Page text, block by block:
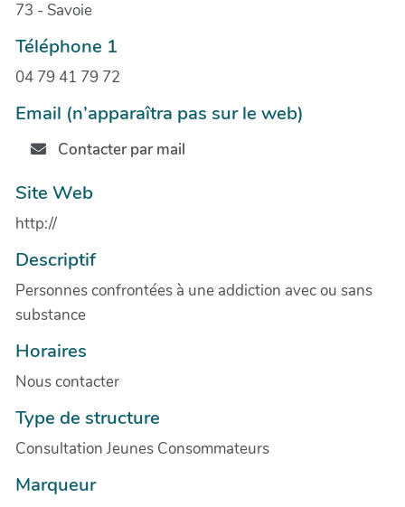
73 - Savoie
Téléphone 1
04 79 41 79 72
Email (n’apparaîtra pas sur le web)
Contacter par mail
Site Web
http://
Descriptif
Personnes confrontées à une addiction avec ou sans
substance
Horaires
Nous contacter
Type de structure
Consultation Jeunes Consommateurs
Marqueur